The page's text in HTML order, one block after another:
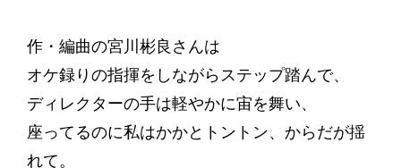
作・編曲の宮川彬良さんは
オケ録りの指揮をしながらステップ踏んで、
ディレクターの手は軽やかに宙を舞い、
座ってるのに私はかかとトントン、からだが揺
れて。